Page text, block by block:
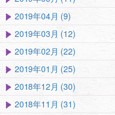
2019年04月 (9)
2019年03月 (12)
2019年02月 (22)
2019年01月 (25)
2018年12月 (30)
2018年11月 (31)